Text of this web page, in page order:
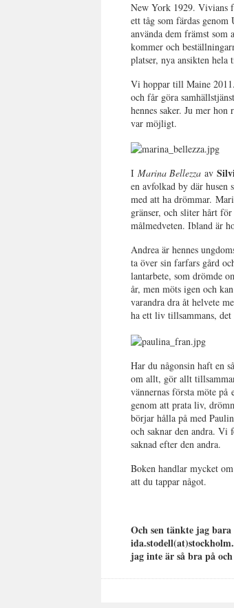
New York 1929. Vivians
ett tåg som färdas
använda dem främst som
kommer och
platser, nya ansikten
Vi hoppar till Maine 2011.
och får göra
hennes saker. Ju mer
var möjligt.
IMarina Bellezzaav
en avfolkad by där husen
med att ha drömmar.
gränser, och sliter hårt
målmedveten. Ibland är
Andrea är hennes
ta över sin farfars gård
lantarbete, som drömde
år, men möts igen och
varandra dra åt helvete
ha ett liv tillsammans,
Har du någonsin haft en
om allt, gör allt
vännernas första möte på
genom att prata liv,
börjar hålla på med
och saknar den andra. Vi
saknad efter den andra.
Boken handlar mycket
att du tappar något.
Och sen tänkte jag
jag inte är så bra på